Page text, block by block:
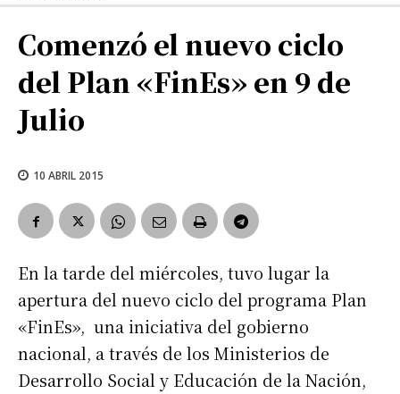
Comenzó el nuevo ciclo
del Plan «FinEs» en 9 de
Julio
10 ABRIL 2015
En la tarde del miércoles, tuvo lugar la
apertura del nuevo ciclo del programa Plan
«FinEs», una iniciativa del gobierno
nacional, a través de los Ministerios de
Desarrollo Social y Educación de la Nación,